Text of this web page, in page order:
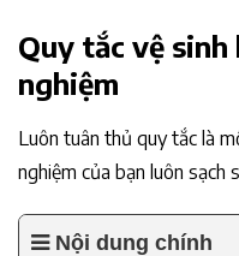
Quy tắc vệ
nghiệm
Luôn tuân thủ quy tắc là
nghiệm của bạn luôn sạch
Nội dung chính